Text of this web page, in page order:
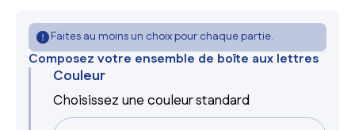
Faites au moins un choix pour chaque partie.
Composez votre ensemble de boîte aux lettres
Couleur
Choisissez une couleur standard